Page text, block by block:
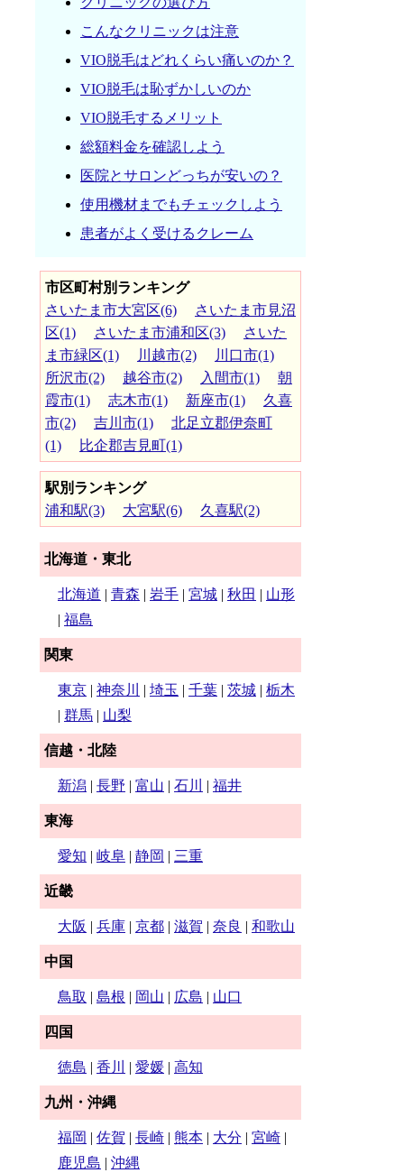
こんなクリニックは注意
VIO脱毛はどれくらい痛いのか？
VIO脱毛は恥ずかしいのか
VIO脱毛するメリット
総額料金を確認しよう
医院とサロンどっちが安いの？
使用機材までもチェックしよう
患者がよく受けるクレーム
市区町村別ランキング
さいたま市大宮区(6)
さいたま市見沼
区(1)
さいたま市浦和区(3)
さいた
ま市緑区(1)
川越市(2)
川口市(1)
所沢市(2)
越谷市(2) 入間市(1)
朝
霞市(1)
志木市(1) 新座市(1)
久喜
市(2)
吉川市(1)
北足立郡伊奈町
(1)
比企郡吉見町(1)
駅別ランキング
浦和駅(3)
大宮駅(6) 久喜駅(2)
北海道・東北
北海道 | 青森 | 岩手 | 宮城 | 秋田 | 山形
| 福島
関東
東京 | 神奈川 | 埼玉 | 千葉 | 茨城 | 栃木
| 群馬 | 山梨
信越・北陸
新潟 | 長野 | 富山 | 石川 | 福井
東海
愛知 | 岐阜 | 静岡 | 三重
近畿
大阪 | 兵庫 | 京都 | 滋賀 | 奈良 | 和歌山
中国
鳥取 | 島根 | 岡山 | 広島 | 山口
四国
徳島 | 香川 | 愛媛 | 高知
九州・沖縄
福岡 | 佐賀 | 長崎 | 熊本 | 大分 | 宮崎 |
鹿児島 | 沖縄